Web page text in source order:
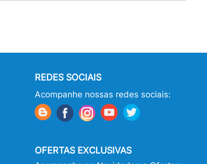
REDES SOCIAIS
Acompanhe nossas redes sociais:
OFERTAS EXCLUSIVAS